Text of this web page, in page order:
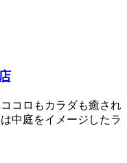
コロもカラダも癒され
中庭をイメージしたラ